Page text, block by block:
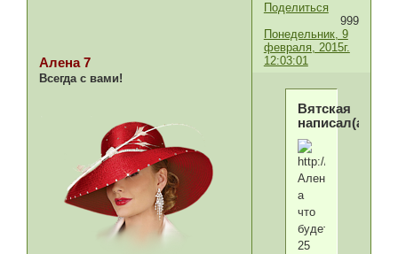
Поделиться
999
Понедельник, 9
февраля, 2015г.
12:03:01
Алена 7
Всегда с вами!
Вятская
написал(а):
Алена,
а
что
будет
25